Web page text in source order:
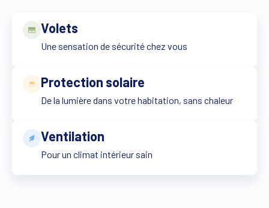
Brochure gratuite
Volets
Une sensation de sécurité chez vous
Protection solaire
De la lumière dans votre habitation, sans chaleur
Ventilation
Pour un climat intérieur sain